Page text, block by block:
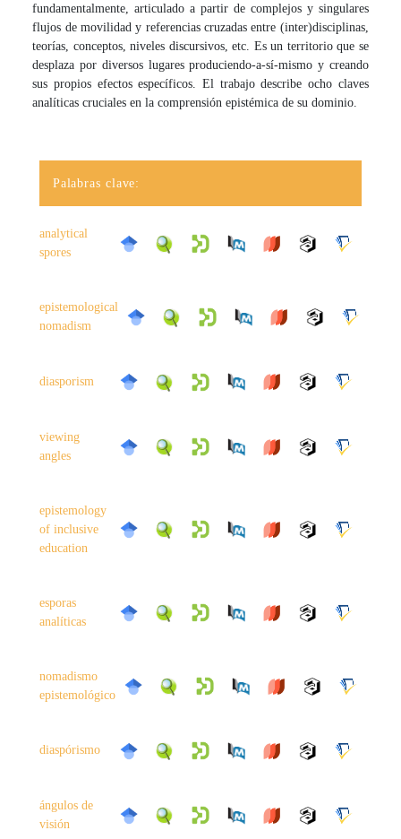
fundamentalmente, articulado a partir de complejos y singulares
flujos de movilidad y referencias cruzadas entre (inter)disciplinas,
teorías, conceptos, niveles discursivos, etc. Es un territorio que se
desplaza por diversos lugares produciendo-a-sí-mismo y creando
sus propios efectos específicos. El trabajo describe ocho claves
analíticas cruciales en la comprensión epistémica de su dominio.
Palabras clave:
analytical
spores
epistemological
nomadism
diasporism
viewing
angles
epistemology
of inclusive
education
esporas
analíticas
nomadismo
epistemológico
diaspórismo
ángulos de
visión